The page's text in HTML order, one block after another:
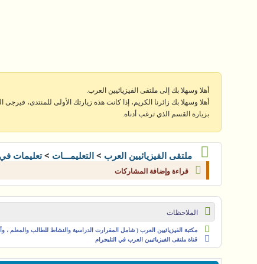
أهلا وسهلا بك إلى ملتقى الفيزيائيين العرب.
أهلا وسهلا بك زائرنا الكريم، إذا كانت هذه زيارتك الأولى للمنتدى، فيرجى
بزيارة القسم الذي ترغب أدناه.
ملتقى الفيزيائيين العرب > التعليمـــات >تعليمات
قراءة وإضافة المشاركات
الملاحظات
مكتبة الفيزيائيين العرب ( شامل المقرارت الدراسية والنشاط للطالب والمعلم ،
قناة ملتقى الفيزيائيين العرب في التليجرام